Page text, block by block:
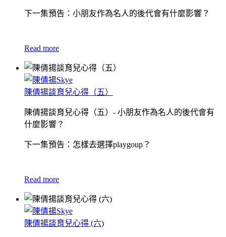
下一集預告：小朋友作為名人的後代會有什麼影響？
Read more
陳倩揚談育兒心得（五）
陳倩揚談育兒心得（五）- 小朋友作為名人的後代會有
什麼影響？
下一集預告：怎樣去選擇playgoup？
Read more
陳倩揚談育兒心得 (六)